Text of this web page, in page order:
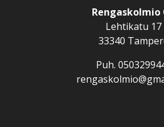
Rengaskolmio
Lehtikatu 17
33340
Puh.